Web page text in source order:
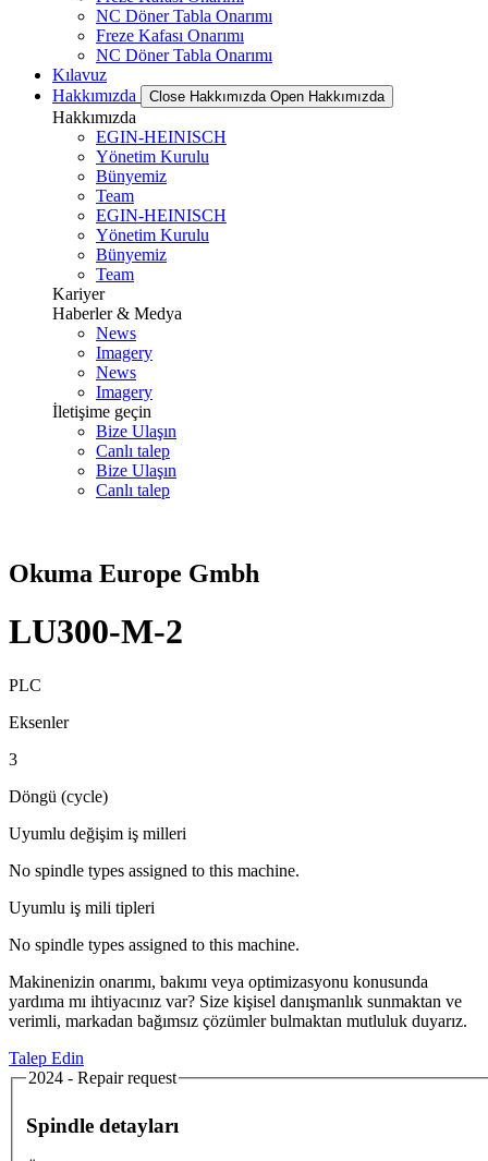
NC Döner Tabla Onarımı
Freze Kafası Onarımı
NC Döner Tabla Onarımı
Kılavuz
Hakkımızda
Close Hakkımızda Open Hakkımızda
Hakkımızda
EGIN-HEINISCH
Yönetim Kurulu
Bünyemiz
Team
EGIN-HEINISCH
Yönetim Kurulu
Bünyemiz
Team
Kariyer
Haberler & Medya
News
Imagery
News
Imagery
İletişime geçin
Bize Ulaşın
Canlı talep
Bize Ulaşın
Canlı talep
Okuma Europe Gmbh
LU300-M-2
PLC
Eksenler
3
Döngü (cycle)
Uyumlu değişim iş milleri
No spindle types assigned to this machine.
Uyumlu iş mili tipleri
No spindle types assigned to this machine.
Makinenizin onarımı, bakımı veya optimizasyonu konusunda
yardıma mı ihtiyacınız var? Size kişisel danışmanlık sunmaktan ve
verimli, markadan bağımsız çözümler bulmaktan mutluluk duyarız.
Talep Edin
2024 - Repair request
Spindle detayları